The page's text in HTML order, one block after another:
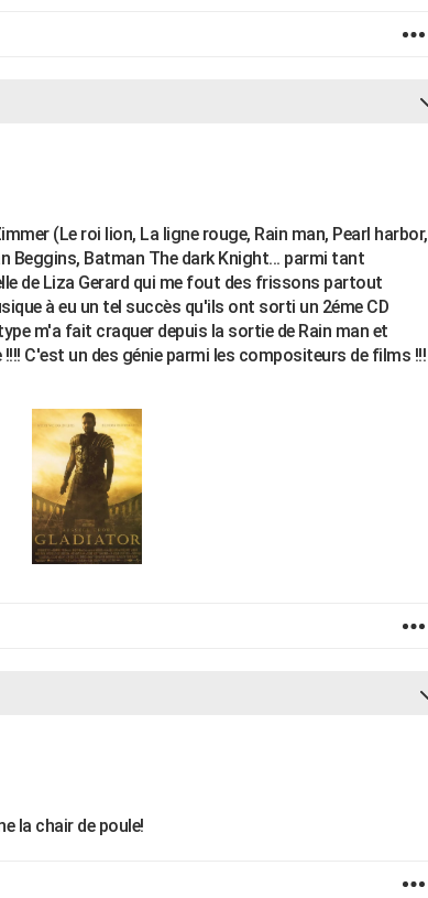
(Le roi lion, La ligne rouge, Rain man, Pearl harbor,
Beggins, Batman The dark Knight... parmi tant
de Liza Gerard qui me fout des frissons partout
à eu un tel succès qu'ils ont sorti un 2éme CD
m'a fait craquer depuis la sortie de Rain man et
C'est un des génie parmi les compositeurs de films !!!
la chair de poule!